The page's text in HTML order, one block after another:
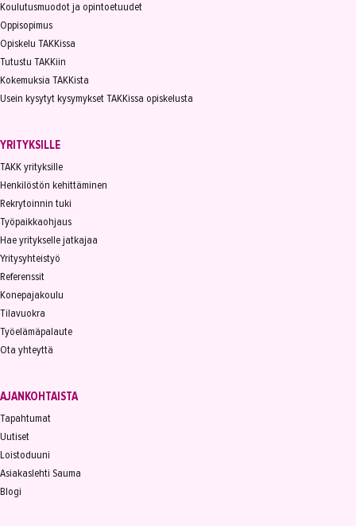
Koulutusmuodot ja opintoetuudet
Oppisopimus
Opiskelu TAKKissa
Tutustu TAKKiin
Kokemuksia TAKKista
Usein kysytyt kysymykset TAKKissa opiskelusta
YRITYKSILLE
TAKK yrityksille
Henkilöstön kehittäminen
Rekrytoinnin tuki
Työpaikkaohjaus
Hae yritykselle jatkajaa
Yritysyhteistyö
Referenssit
Konepajakoulu
Tilavuokra
Työelämäpalaute
Ota yhteyttä
AJANKOHTAISTA
Tapahtumat
Uutiset
Loistoduuni
Asiakaslehti Sauma
Blogi